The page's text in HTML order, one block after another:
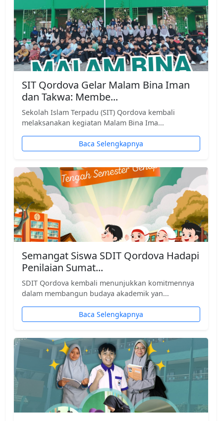
SIT Qordova Gelar Malam Bina Iman
dan Takwa: Membe...
Sekolah Islam Terpadu (SIT) Qordova kembali
melaksanakan kegiatan Malam Bina Ima...
Baca Selengkapnya
Semangat Siswa SDIT Qordova Hadapi
Penilaian Sumat...
SDIT Qordova kembali menunjukkan komitmennya
dalam membangun budaya akademik yan...
Baca Selengkapnya